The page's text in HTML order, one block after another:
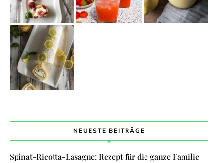
NEUESTE BEITRÄGE
Spinat-Ricotta-Lasagne: Rezept für die ganze Familie